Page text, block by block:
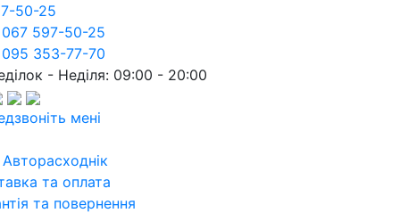
50-25
597-50-25
353-77-70
- Неділя: 09:00 - 20:00
мені
та оплата
та повернення